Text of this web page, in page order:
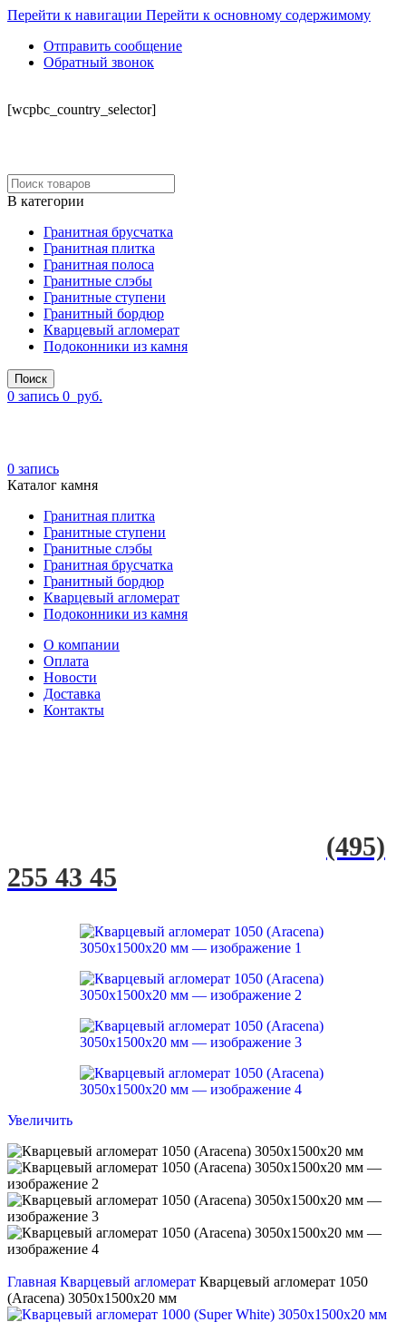
Перейти к навигации Перейти к основному содержимому
Отправить сообщение
Обратный звонок
[wcpbc_country_selector]
В категории
Гранитная брусчатка
Гранитная плитка
Гранитная полоса
Гранитные слэбы
Гранитные ступени
Гранитный бордюр
Кварцевый агломерат
Подоконники из камня
Поиск
0 запись 0 руб.
0 запись
Каталог камня
Гранитная плитка
Гранитные ступени
Гранитные слэбы
Гранитная брусчатка
Гранитный бордюр
Кварцевый агломерат
Подоконники из камня
О компании
Оплата
Новости
Доставка
Контакты
(495)
255 43 45
Увеличить
Главная Кварцевый агломерат Кварцевый агломерат 1050
(Aracena) 3050x1500x20 мм